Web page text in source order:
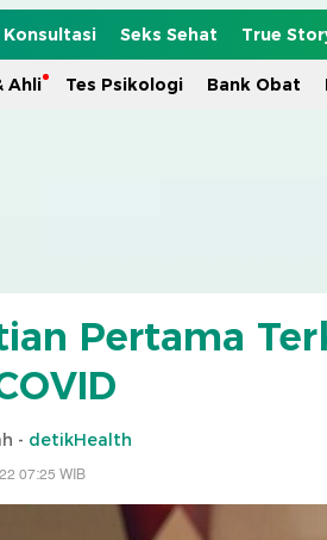
Konsultasi Seks Sehat True
Ahli Tes Psikologi Bank Obat
Pertama
- detikHealth
07:25 WIB